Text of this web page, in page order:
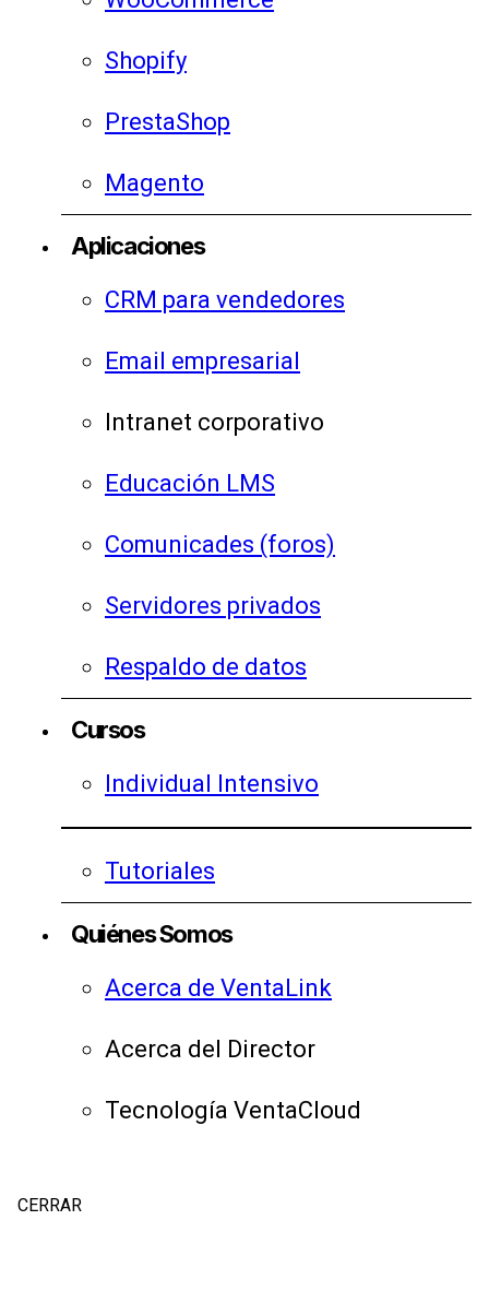
Shopify
PrestaShop
Magento
Aplicaciones
CRM para vendedores
Email empresarial
Intranet corporativo
Educación LMS
Comunicades (foros)
Servidores privados
Respaldo de datos
Cursos
Individual Intensivo
Tutoriales
Quiénes Somos
Acerca de VentaLink
Acerca del Director
Tecnología VentaCloud
CERRAR